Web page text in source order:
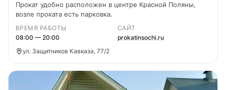
Прокат удобно расположен в центре Красной Поляны,
возле проката есть парковка.
ВРЕМЯ РАБОТЫ
08:00 — 20:00
САЙТ
prokatinsochi.ru
ул. Защитников Кавказа, 77/2